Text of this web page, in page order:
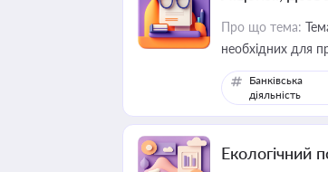
Про що тема:
необхідних для
Банківська
діяльність
Екологічний